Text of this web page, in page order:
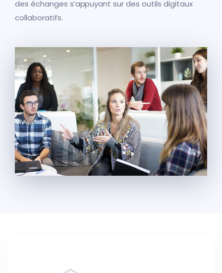
des échanges s’appuyant sur des outils digitaux
collaboratifs.